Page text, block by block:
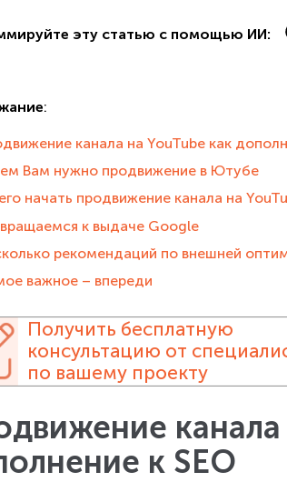
эту статью с помощью ИИ:
:
канала на YouTube как
Вам нужно продвижение в Ютубе
начать продвижение канала на
к выдаче Google
рекомендаций по внешней
важное – впереди
Получить бесплатную
консультацию от
по вашему проекту
канала
к SEO